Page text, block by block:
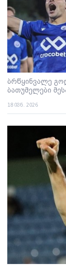
ბრწყინვალე
ბათუმელები
18 ივნ. 2026